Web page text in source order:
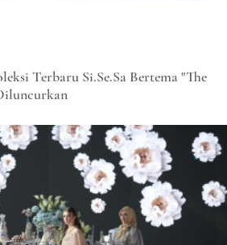
Terbaru Si.Se.Sa Bertema "The